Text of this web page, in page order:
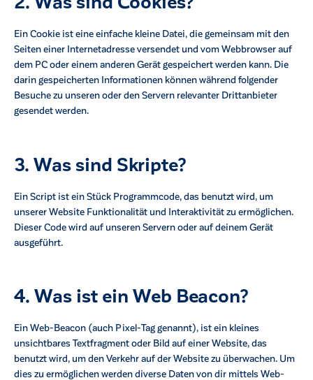
Ein Cookie ist eine einfache kleine Datei, die gemeinsam mit den
Seiten einer Internetadresse versendet und vom Webbrowser auf
dem PC oder einem anderen Gerät gespeichert werden kann. Die
darin gespeicherten Informationen können während folgender
Besuche zu unseren oder den Servern relevanter Drittanbieter
gesendet werden.
3. Was sind Skripte?
Ein Script ist ein Stück Programmcode, das benutzt wird, um
unserer Website Funktionalität und Interaktivität zu ermöglichen.
Dieser Code wird auf unseren Servern oder auf deinem Gerät
ausgeführt.
4. Was ist ein Web Beacon?
Ein Web-Beacon (auch Pixel-Tag genannt), ist ein kleines
unsichtbares Textfragment oder Bild auf einer Website, das
benutzt wird, um den Verkehr auf der Website zu überwachen. Um
dies zu ermöglichen werden diverse Daten von dir mittels Web-